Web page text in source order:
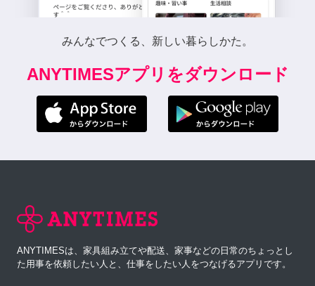
みんなでつくる、新しい暮らしかた。
ANYTIMESアプリをダウンロード
ANYTIMESは、家具組み立てや配送、家事などの日常のちょっとし
た用事を依頼したい人と、仕事をしたい人をつなげるアプリです。